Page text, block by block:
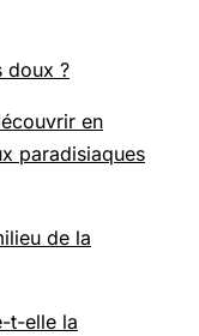
doux ?
en
paradisiaques
de la
t-elle la